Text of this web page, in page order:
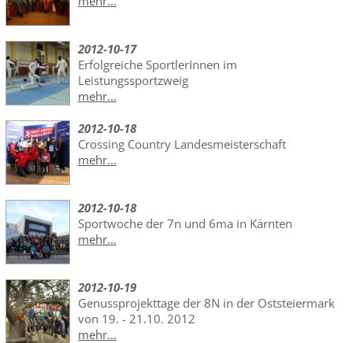
2012-10-17
Erfolgreiche SportlerInnen im
Leistungssportzweig
mehr...
2012-10-18
Crossing Country Landesmeisterschaft
mehr...
2012-10-18
Sportwoche der 7n und 6ma in Kärnten
mehr...
2012-10-19
Genussprojekttage der 8N in der Oststeiermark
von 19. - 21.10. 2012
mehr...